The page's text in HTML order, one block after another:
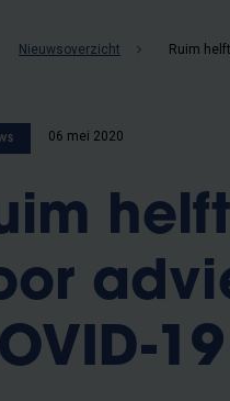
Nieuwsoverzicht
06 mei 2020
19